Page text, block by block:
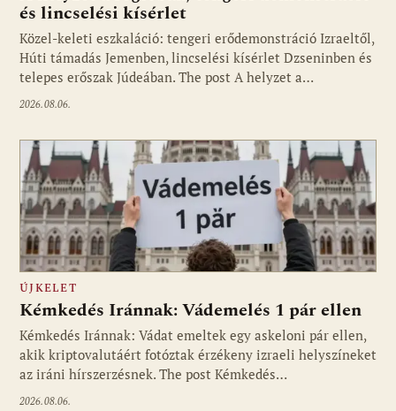
és lincselési kísérlet
Közel-keleti eszkaláció: tengeri erődemonstráció Izraeltől,
Húti támadás Jemenben, lincselési kísérlet Dzseninben és
telepes erőszak Júdeában. The post A helyzet a…
2026.08.06.
ÚJKELET
Kémkedés Iránnak: Vádemelés 1 pár ellen
Kémkedés Iránnak: Vádat emeltek egy askeloni pár ellen,
akik kriptovalutáért fotóztak érzékeny izraeli helyszíneket
az iráni hírszerzésnek. The post Kémkedés…
2026.08.06.